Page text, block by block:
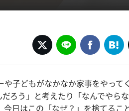
子どもがなかなか家事をやって
ろう」と考えたり「なんでやら
日はこの「なぜ？」を捨てるこ